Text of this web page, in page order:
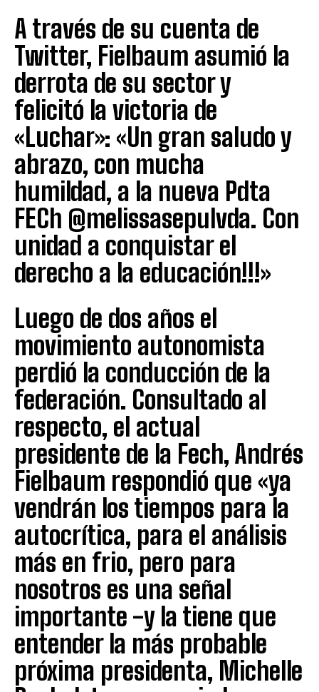
A través de su cuenta de
Twitter, Fielbaum asumió la
derrota de su sector y
felicitó la victoria de
«Luchar»: «Un gran saludo y
abrazo, con mucha
humildad, a la nueva Pdta
FECh @melissasepulvda. Con
unidad a conquistar el
derecho a la educación!!!»
Luego de dos años el
movimiento autonomista
perdió la conducción de la
federación. Consultado al
respecto, el actual
presidente de la Fech, Andrés
Fielbaum respondió que «ya
vendrán los tiempos para la
autocrítica, para el análisis
más en frio, pero para
nosotros es una señal
importante -y la tiene que
entender la más probable
próxima presidenta, Michelle